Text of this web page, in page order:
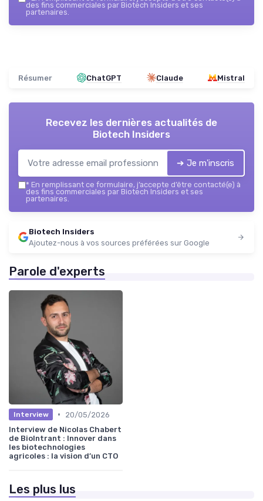
des fins commerciales par Biotech Insiders et ses
partenaires.
Résumer ChatGPT Claude Mistral
Recevez les dernières actualités de
Biotech Insiders
➔ Je m'inscris
* En remplissant ce formulaire, j’accepte d’être contacté(e) à
des fins commerciales par Biotech Insiders et ses
partenaires.
Biotech Insiders
Ajoutez-nous à vos sources préférées sur Google
Parole d'experts
Interview •
20/05/2026
Interview de Nicolas Chabert
de BioIntrant : Innover dans
les biotechnologies
agricoles : la vision d’un CTO
Les plus lus